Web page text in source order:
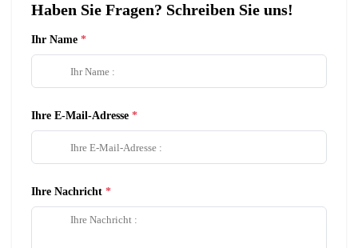
Haben Sie Fragen? Schreiben Sie uns!
Ihr Name
Ihre E-Mail-Adresse
Ihre Nachricht